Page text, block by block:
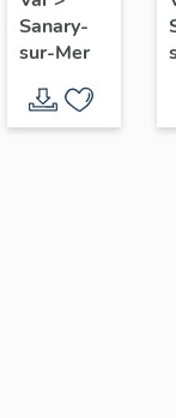
Sanary-
sur-Mer